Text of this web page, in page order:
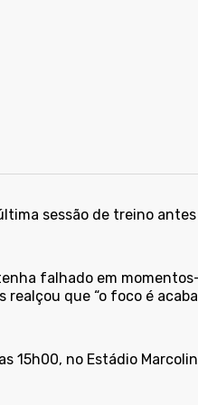
sessão de treino
falhado em
que “o foco é
15h00, no Estádio